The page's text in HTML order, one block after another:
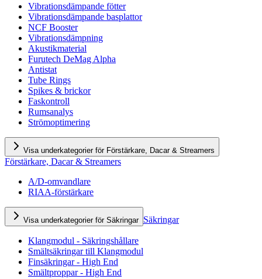
Vibrationsdämpande fötter
Vibrationsdämpande basplattor
NCF Booster
Vibrationsdämpning
Akustikmaterial
Furutech DeMag Alpha
Antistat
Tube Rings
Spikes & brickor
Faskontroll
Rumsanalys
Strömoptimering
Visa underkategorier för Förstärkare, Dacar & Streamers
Förstärkare, Dacar & Streamers
A/D-omvandlare
RIAA-förstärkare
Visa underkategorier för Säkringar Säkringar
Klangmodul - Säkringshållare
Smältsäkringar till Klangmodul
Finsäkringar - High End
Smältproppar - High End